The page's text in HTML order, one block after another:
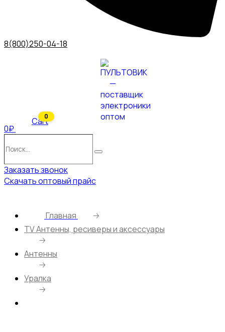
8(800)250-04-18
0₽
0
Cart
Поиск
Заказать звонок
Скачать оптовый прайс
Главная
🡢
ТV Антенны, ресиверы и аксессуары
🡢
Антенны
🡢
Уралка
🡢